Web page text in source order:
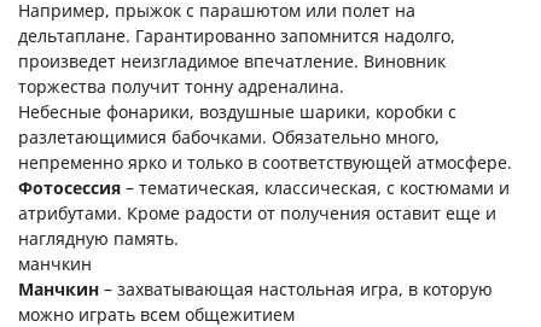
Например, прыжок с парашютом или полет на
дельтаплане. Гарантированно запомнится надолго,
произведет неизгладимое впечатление. Виновник
торжества получит тонну адреналина.
Небесные фонарики, воздушные шарики, коробки с
разлетающимися бабочками. Обязательно много,
непременно ярко и только в соответствующей атмосфере.
Фотосессия – тематическая, классическая, с костюмами и
атрибутами. Кроме радости от получения оставит еще и
наглядную память.
манчкин
Манчкин – захватывающая настольная игра, в которую
можно играть всем общежитием